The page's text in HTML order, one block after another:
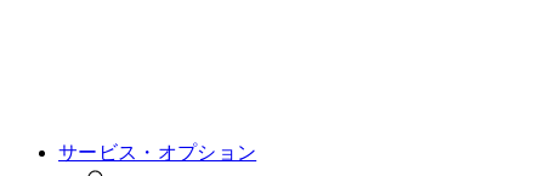
サービス・オプション